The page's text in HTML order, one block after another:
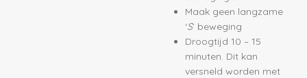
Maak geen langzame
‘S’ beweging
Droogtijd 10 – 15
minuten. Dit kan
versneld worden met